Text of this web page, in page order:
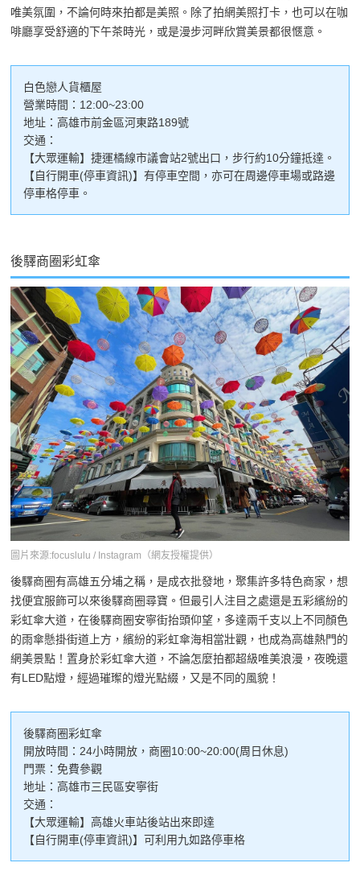
唯美氛圍，不論何時來拍都是美照。除了拍網美照打卡，也可以在咖
啡廳享受舒適的下午茶時光，或是漫步河畔欣賞美景都很愜意。
白色戀人貨櫃屋
營業時間：12:00~23:00
地址：高雄市前金區河東路189號
交通：
【大眾運輸】捷運橘線市議會站2號出口，步行約10分鐘抵達。
【自行開車(停車資訊)】有停車空間，亦可在周邊停車場或路邊
停車格停車。
後驛商圈彩虹傘
圖片來源:focuslulu / Instagram（網友授權提供）
後驛商圈有高雄五分埔之稱，是成衣批發地，聚集許多特色商家，想
找便宜服飾可以來後驛商圈尋寶。但最引人注目之處還是五彩繽紛的
彩虹傘大道，在後驛商圈安寧街抬頭仰望，多達兩千支以上不同顏色
的雨傘懸掛街道上方，繽紛的彩虹傘海相當壯觀，也成為高雄熱門的
網美景點！置身於彩虹傘大道，不論怎麼拍都超級唯美浪漫，夜晚還
有LED點燈，經過璀璨的燈光點綴，又是不同的風貌！
後驛商圈彩虹傘
開放時間：24小時開放，商圈10:00~20:00(周日休息)
門票：免費參觀
地址：高雄市三民區安寧街
交通：
【大眾運輸】高雄火車站後站出來即達
【自行開車(停車資訊)】可利用九如路停車格